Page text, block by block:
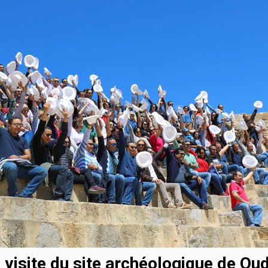
visite du site archéologique de